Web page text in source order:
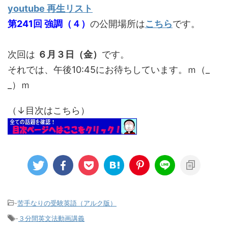
youtube 再生リスト
第241回 強調（４） の公開場所はこちらです。
次回は ６月３日（金） です。
それでは、午後10:45にお待ちしています。ｍ（_
_）ｍ
（↓目次はこちら）
-苦手なりの受験英語（アルク版）
- ３分間英文法動画講義